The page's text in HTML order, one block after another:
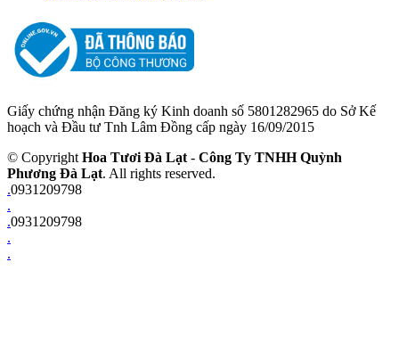
Giấy chứng nhận Đăng ký Kinh doanh số 5801282965 do Sở Kế
hoạch và Đầu tư Tnh Lâm Đồng cấp ngày 16/09/2015
© Copyright Hoa Tươi Đà Lạt - Công Ty TNHH Quỳnh
Phương Đà Lạt. All rights reserved.
.0931209798
.
.0931209798
.
.